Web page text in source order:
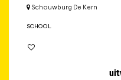
Schouwburg De Kern
SCHOOL